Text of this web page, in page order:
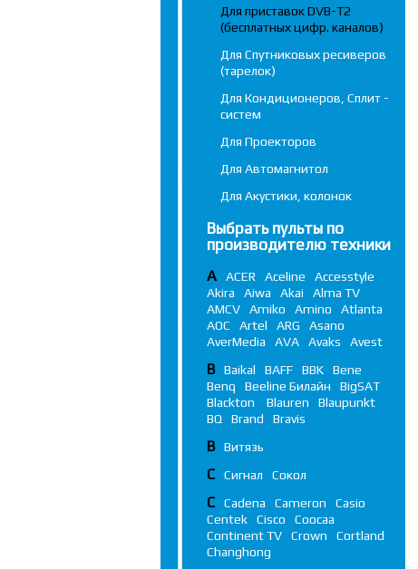
Для приставок DVB-T2
(бесплатных цифр. каналов)
Для Спутниковых ресиверов
(тарелок)
Для Кондиционеров, Сплит -
систем
Для Проекторов
Для Автомагнитол
Для Акустики, колонок
Выбрать пульты по
производителю техники
A ACER Aceline
Accesstyle
Akira
Aiwa Akai
Alma TV
AMCV
Amiko Amino
Atlanta
AOC
Artel ARG
Asano
AverMedia
AVA Avaks Avest
B Baikal BAFF BBK
Bene
Benq
Beeline Билайн
BigSAT
Blackton
Blauren
Blaupunkt
BQ
Brand Bravis
В Витязь
С Сигнал Сокол
C Cadena Cameron
Casio
Centek
Cisco
Coocaa
Continent TV
Crown
Cortland
Changhong